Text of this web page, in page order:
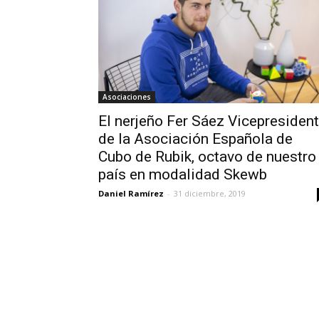
Asociaciones
El nerjeño Fer Sáez
de la Asociación Española de
Cubo de Rubik, octavo de nuestro
país en modalidad Skewb
Daniel Ramírez - 31 diciembre, 2019